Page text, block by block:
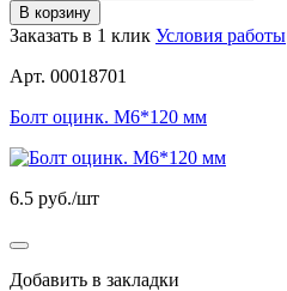
В корзину
Заказать в 1 клик Условия работы
Арт. 00018701
Болт оцинк. М6*120 мм
6.5 руб./шт
Добавить в закладки